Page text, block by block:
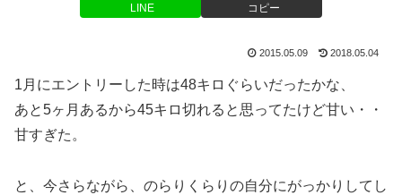
LINE コピー
2015.05.09 2018.05.04
1月にエントリーした時は48キロぐらいだったかな、
あと5ヶ月あるから45キロ切れると思ってたけど甘い・・
甘すぎた。
と、今さらながら、のらりくらりの自分にがっかりしてし